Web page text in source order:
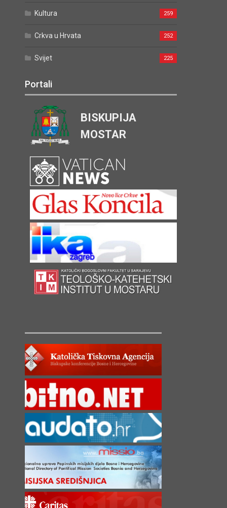
Kultura 259
Crkva u Hrvata 252
Svijet 225
Portali
BISKUPIJA
MOSTAR